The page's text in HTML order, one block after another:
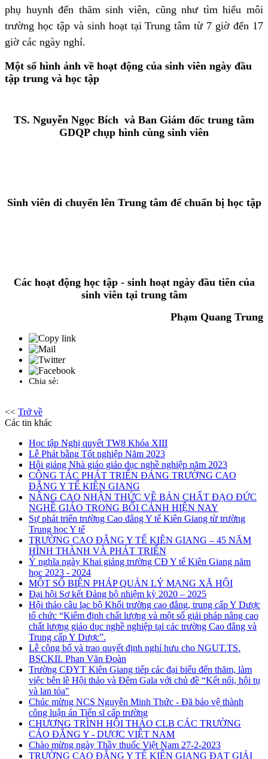
phụ huynh đến thăm sinh viên, cũng như tìm hiểu môi
trường học tập và sinh hoạt tại Trung tâm từ 7 giờ đến 17
giờ các ngày nghỉ.
Một số hình ảnh về hoạt động của sinh viên ngày đầu
tập trung và học tập
TS. Nguyễn Ngọc Bích và Ban Giám đốc trung tâm
GDQP chụp hình cùng sinh viên
Sinh viên di chuyển lên Trung tâm để chuẩn bị học tập
Các hoạt động học tập - sinh hoạt ngày đầu tiên của
sinh viên tại trung tâm
Phạm Quang Trung
Chia sẻ:
<< Trở về
Các tin khác
Học tập Nghị quyết TW8 Khóa XIII
Lễ Phát bằng Tốt nghiệp Năm 2023
Hội giảng Nhà giáo giáo dục nghề nghiệp năm 2023
CÔNG TÁC PHÁT TRIỂN ĐẢNG TRƯỜNG CAO
ĐẲNG Y TẾ KIÊN GIANG
NÂNG CAO NHẬN THỨC VỀ BẢN CHẤT ĐẠO ĐỨC
NGHỀ GIÁO TRONG BỐI CẢNH HIỆN NAY
Sự phát triển trường Cao đẳng Y tế Kiên Giang từ trường
Trung học Y tế
TRƯỜNG CAO ĐẲNG Y TẾ KIÊN GIANG – 45 NĂM
HÌNH THÀNH VÀ PHÁT TRIỂN
Ý nghĩa ngày Khai giảng trường CĐ Y tế Kiên Giang năm
học 2023 - 2024
MỘT SỐ BIỆN PHÁP QUẢN LÝ MẠNG XÃ HỘI
Đại hội Sơ kết Đảng bộ nhiệm kỳ 2020 – 2025
Hội thảo câu lạc bộ Khối trường cao đẳng, trung cấp Y Dược
tổ chức “Kiểm định chất lượng và một số giải pháp nâng cao
chất lượng giáo dục nghề nghiệp tại các trường Cao đẳng và
Trung cấp Y Dược”.
Lễ công bố và trao quyết định nghỉ hưu cho NGUT.TS.
BSCKII. Phan Văn Đoàn
Trường CĐYT Kiên Giang tiếp các đại biểu đến thăm, làm
việc bên lề Hội thảo và Đêm Gala với chủ đề “Kết nối, hội tụ
và lan tỏa"
Chúc mừng NCS Nguyễn Minh Thức - Đã bảo vệ thành
công luận án Tiến sĩ cấp trường
CHƯƠNG TRÌNH HỘI THẢO CLB CÁC TRƯỜNG
CÁO ĐẲNG Y - DƯỢC VIỆT NAM
Chào mừng ngày Thầy thuốc Việt Nam 27-2-2023
TRƯỜNG CAO ĐẲNG Y TẾ KIÊN GIANG ĐẠT GIẢI